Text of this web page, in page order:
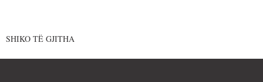
SHIKO TË GJITHA